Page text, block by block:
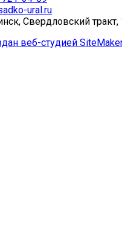
ural.ru
Свердловский
веб-студией